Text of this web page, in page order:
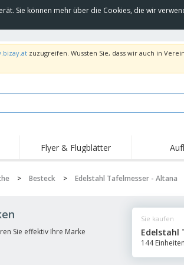
Sie können mehr über die Cookies, die wir
zuzugreifen. Wussten Sie, dass wir auch in
Trends
Take-away
Neue
Zubehör
Armbanduhren
Flyer & Flugblätter
> Besteck > Edelstahl Tafelmesser - Altana
Sie effektiv Ihre Marke
Sie kaufen
Edelstahl
144 Einheiten